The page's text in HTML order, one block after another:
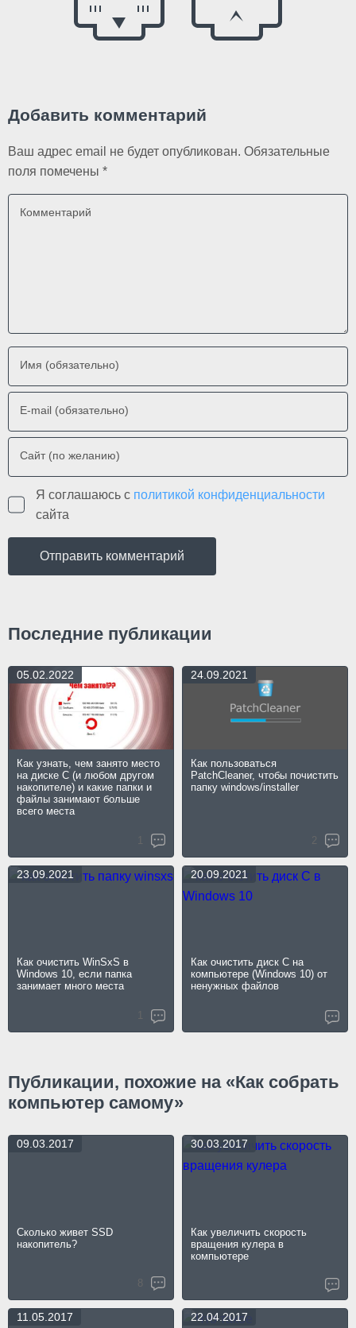
Добавить комментарий
Ваш адрес email не будет опубликован. Обязательные
поля помечены *
Комментарий
Имя (обязательно)
E-mail (обязательно)
Сайт (по желанию)
Я соглашаюсь с политикой конфиденциальности
сайта
Последние публикации
Как узнать, чем занято место
на диске C (и любом другом
накопителе) и какие папки и
файлы занимают больше
всего места
05.02.2022
1
Как пользоваться
PatchCleaner, чтобы почистить
папку windows/installer
24.09.2021
2
Как очистить WinSxS в
Windows 10, если папка
занимает много места
23.09.2021
1
Как очистить диск C на
компьютере (Windows 10) от
ненужных файлов
20.09.2021
Публикации, похожие на «Как собрать
компьютер самому»
Сколько живет SSD
накопитель?
09.03.2017
8
Как увеличить скорость
вращения кулера в
компьютере
30.03.2017
11.05.2017 22.04.2017